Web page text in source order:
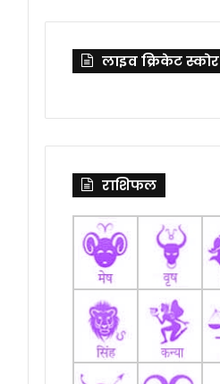
लाइव क्रिकेट स्कोर
राशिफल